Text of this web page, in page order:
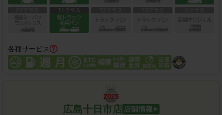
各種サービス
広島十日市店